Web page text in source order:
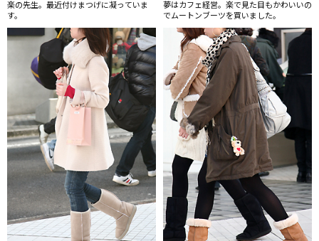
楽の先生。最近付けまつげに凝っていま
す。
夢はカフェ経営。楽で見た目もかわいいの
でムートンブーツを買いました。